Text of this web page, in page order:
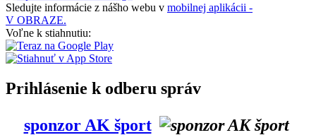
Sledujte informácie z nášho webu v mobilnej aplikácii -
V OBRAZE.
Voľne k stiahnutiu:
Prihlásenie k odberu správ
sponzor AK šport